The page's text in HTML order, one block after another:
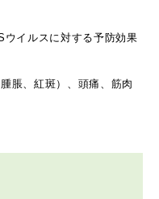
ウイルスに対する予防効果
脹、紅斑）、頭痛、筋肉